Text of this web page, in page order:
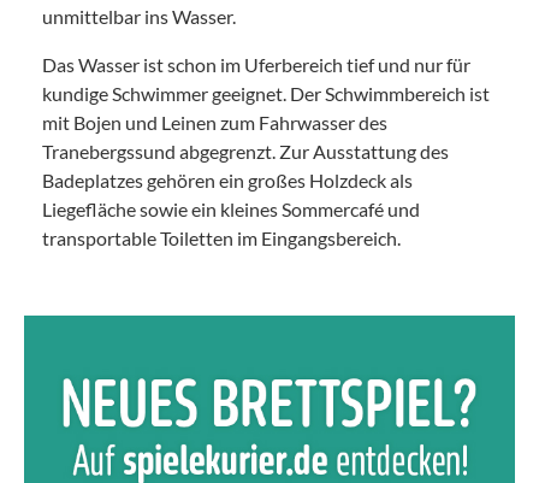
unmittelbar ins Wasser.
Das Wasser ist schon im Uferbereich tief und nur für
kundige Schwimmer geeignet. Der Schwimmbereich ist
mit Bojen und Leinen zum Fahrwasser des
Tranebergssund abgegrenzt. Zur Ausstattung des
Badeplatzes gehören ein großes Holzdeck als
Liegefläche sowie ein kleines Sommercafé und
transportable Toiletten im Eingangsbereich.